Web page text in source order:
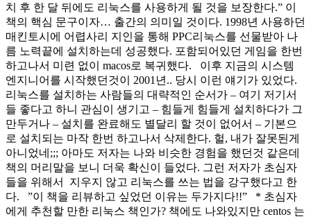
치 후 한 달 뒤에도 리눅스를 사용하게 될 것을 보장한다.” 이
책의 핵심 문구이자… 출간의 의미일 것이다. 1998년 사용하던
매킨토시에 어렵사리 지인을 통해 PPC리눅스를 선물받아 나
름 노력끝에 설치하는데 성공했다. 포함되어있던 게임을 한번
하고나서 미련 없이 macos로 복귀했다. 이후 지금의 시스템
엔지니어를 시작했던것이 2001년.. 당시 이런 얘기가 있었다.
리눅스를 설치하는 사람들의 대략적인 순서가 – 여기 저기서
들 좋다고 하니 관심이 생기고 – 힘들게 힘들게 설치하다가 그
만두거나 – 설치를 완료해도 별달리 할 것이 없어서 – 기본으
로 설치되는 마작 한번 하고나서 삭제한다. 헐, 내가 잘못된게
아니었네;;; 아마도 저자는 나와 비슷한 경험을 했던것 같은데
책의 머리말을 보니 더욱 확신이 들었다. 그런 저자가 초심자
들을 위해서 지우지 않고 리눅스를 쓰는 법을 강구했다고 한
다. ”이 책을 리뷰하고 싶었던 이유는 두가지다!!” * 초심자
에게 추천할 만한 리눅스 책인가? 책에도 나와있지만 centos 는